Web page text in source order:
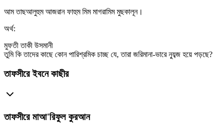
আম তাছআলুহুম আজরান ফাহুম মিম মাগরামিম মুছকালূন।
অর্থ:
মুফতী তাকী উসমানী
তুমি কি তাদের কাছে কোন পারিশ্রমিক চাচ্ছ যে, তারা জরিমানা-ভারে ন্যুব্জ হয়ে পড়ছে?
তাফসীরে ইবনে কাছীর
তাফসীরে মাআ'রিফুল কুরআন